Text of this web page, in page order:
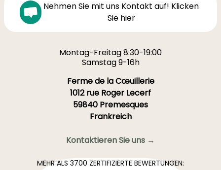
Nehmen Sie mit uns Kontakt auf! Klicken
Sie hier
Montag-Freitag 8:30-19:00
Samstag 9-16h
Ferme de la Cœuillerie
1012 rue Roger Lecerf
59840 Premesques
Frankreich
Kontaktieren Sie uns →
MEHR ALS 3700 ZERTIFIZIERTE BEWERTUNGEN: